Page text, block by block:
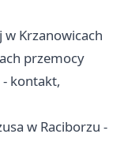
w Krzanowicach
przemocy
- kontakt,
w Raciborzu -